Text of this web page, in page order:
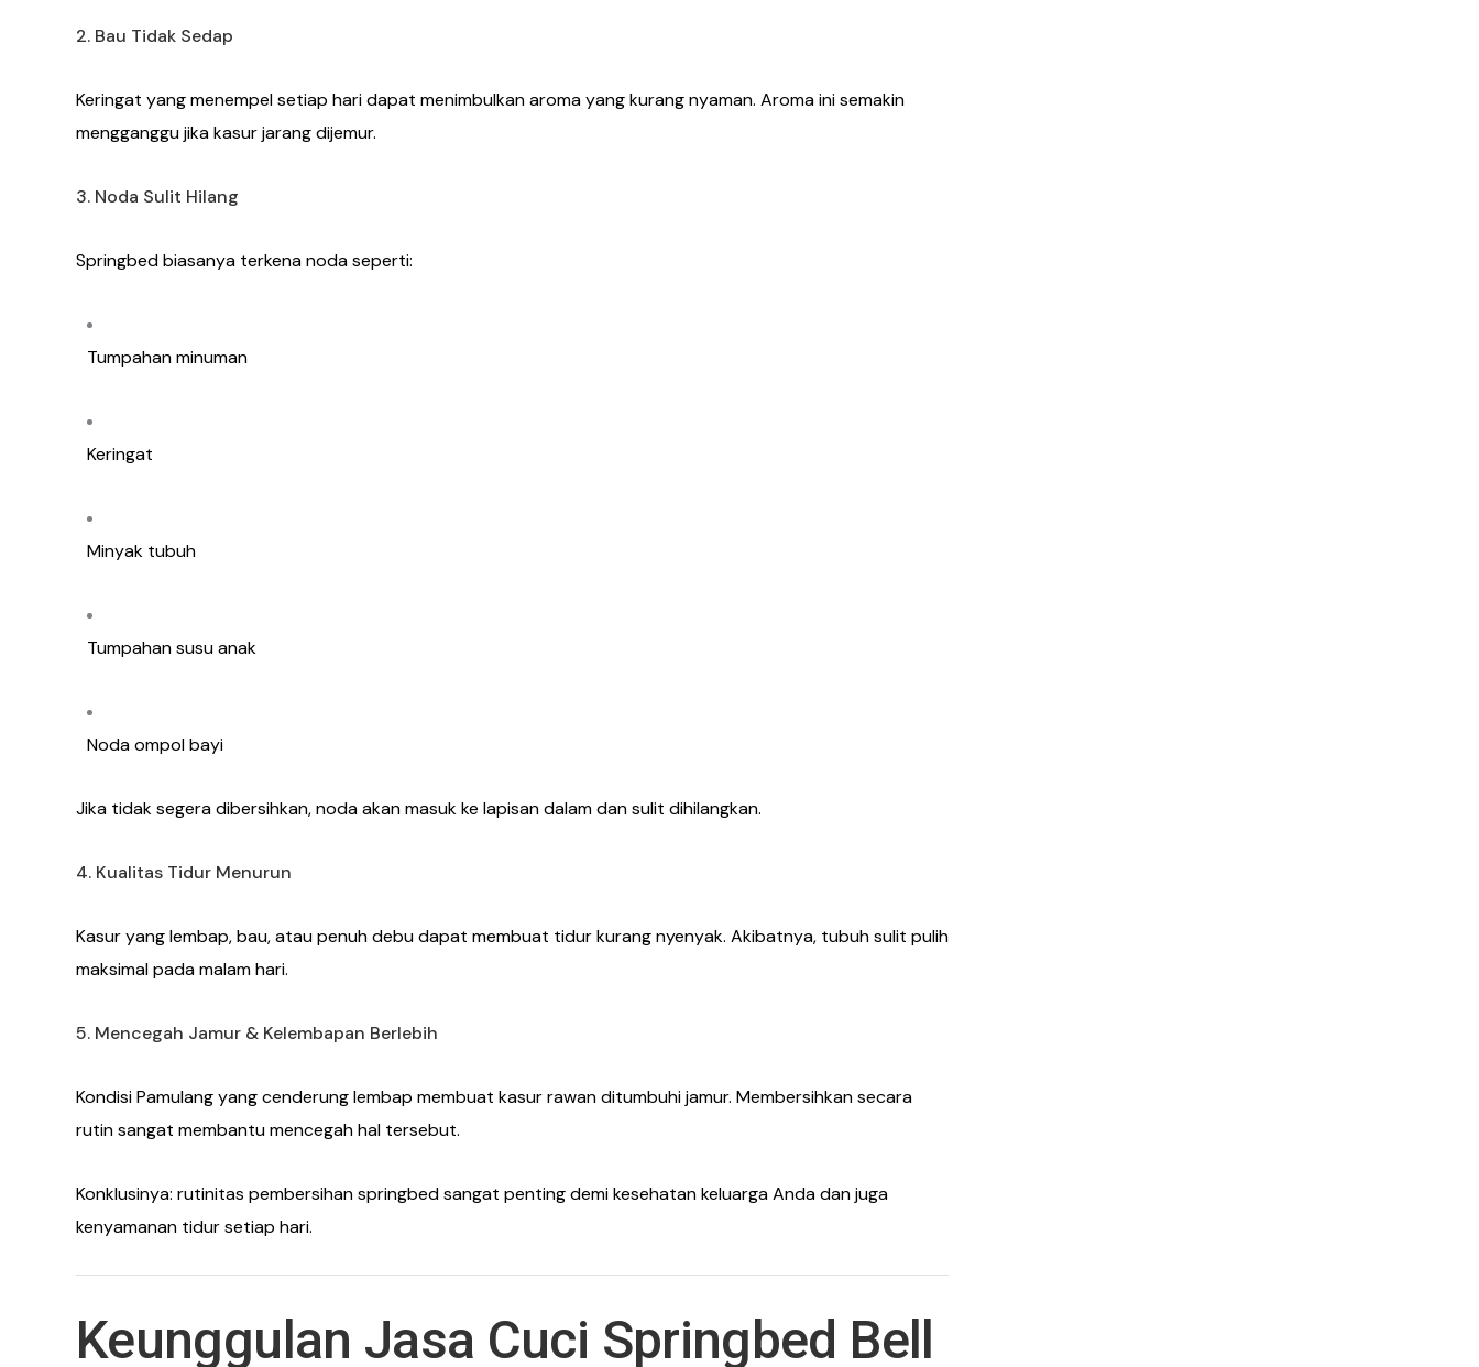
2. Bau Tidak Sedap
Keringat yang menempel setiap hari dapat menimbulkan aroma yang kurang nyaman. Aroma ini semakin
mengganggu jika kasur jarang dijemur.
3. Noda Sulit Hilang
Springbed biasanya terkena noda seperti:
Tumpahan minuman
Keringat
Minyak tubuh
Tumpahan susu anak
Noda ompol bayi
Jika tidak segera dibersihkan, noda akan masuk ke lapisan dalam dan sulit dihilangkan.
4. Kualitas Tidur Menurun
Kasur yang lembap, bau, atau penuh debu dapat membuat tidur kurang nyenyak. Akibatnya, tubuh sulit pulih
maksimal pada malam hari.
5. Mencegah Jamur & Kelembapan Berlebih
Kondisi Pamulang yang cenderung lembap membuat kasur rawan ditumbuhi jamur. Membersihkan secara
rutin sangat membantu mencegah hal tersebut.
Konklusinya: rutinitas pembersihan springbed sangat penting demi kesehatan keluarga Anda dan juga
kenyamanan tidur setiap hari.
Keunggulan Jasa Cuci Springbed Bell